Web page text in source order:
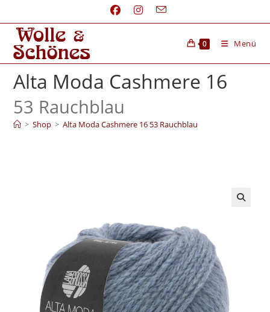
0 Menü
Alta Moda Cashmere 16
53 Rauchblau
> Shop > Alta Moda Cashmere 16 53 Rauchblau